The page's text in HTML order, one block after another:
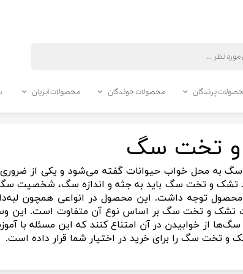
گربه
گربه
و نقل گربه
گربه
شامپو و لوازم حمام گربه
سلامت دندان گربه
دستمال مرطوب گربه
برس، پرزگیر و ماساژور گربه
سگ
و نقل سگ
سگ
غذا سگ
توله سگ
سگ
سگ
سگ
زیرانداز بهداشتی سگ
دستمال مرطوب سگ
ناخن گیر سگ
سلامت دندان سگ
پرندگان
پرندگان
پرندگان
محصولات جوندگان
هندی
جوندگان
غذای جوندگان
جوندگان
محصولات آبزیان
و تجهیزات آکواریوم
آکواریوم
آب آکواریوم
تخت سگ
به محل خواب حیوانات گفته می‌شود و یکی از
تشک و تخت سگ باید به جثه و اندازه سگ، شخصیت
توجه داشت. این محصول در انواعی همچون
تشک و تخت سگ بر اساس نوع آن متفاوت است. این
از خوابیدن در آن امتناع کنند که این مسئله با
و تخت سگ را برای خرید در اختیار شما قرار داده است.